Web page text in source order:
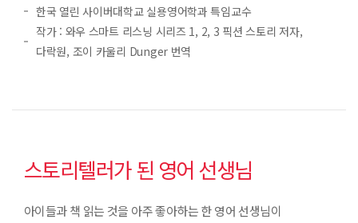
한국 열린 사이버대학교 실용영어학과 특임교수
작가 : 와우 스마트 리스닝 시리즈 1, 2, 3 픽션 스토리 저자,
다락원, 조이 카울리 Dunger 번역
스토리텔러가 된 영어 선생님
아이들과 책 읽는 것을 아주 좋아하는 한 영어 선생님이